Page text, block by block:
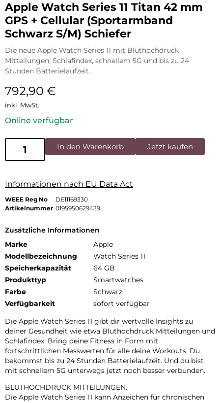
Apple Watch Series 11 Titan 42 mm
GPS + Cellular (Sportarmband
Schwarz S/M) Schiefer
Die neue Apple Watch Series 11 mit Bluthochdruck
Mitteilungen, Schlafindex, schnellem 5G und bis zu 24
Stunden Batterielaufzeit.
792,90 €
inkl. MwSt.
Online verfügbar
In den Warenkorb Jetzt kaufen
Informationen nach EU Data Act
WEEE Reg No
DE11169330
Artikelnummer 0195950629439
Zusätzliche Informationen
Marke
Apple
Modellbezeichnung
Watch Series 11
Speicherkapazität
64 GB
Produkttyp
Smartwatches
Farbe
Schwarz
Verfügbarkeit
sofort verfügbar
Die Apple Watch Series 11 gibt dir wertvolle Insights zu
deiner Gesundheit wie etwa Bluthochdruck Mitteilungen und
Schlafindex. Bring deine Fitness in Form mit
fortschrittlichen Messwerten für alle deine Workouts. Du
bekommst bis zu 24 Stunden Batterielaufzeit. Und du bist
mit schnellem 5G unterwegs jetzt noch besser verbunden.
BLUTHOCHDRUCK MITTEILUNGEN.
Die Apple Watch Series 11 kann Anzeichen für chronischen